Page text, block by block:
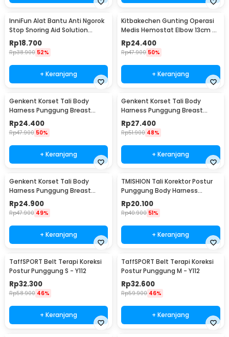
InniFun Alat Bantu Anti Ngorok
Stop Snoring Aid Solution
Tongue Guard - G7G40
Rp18.700
Rp38.900 52%
+ Keranjang
Kitbakechen Gunting Operasi
Medis Hemostat Elbow 13cm -
J4-682
Rp24.400
Rp47.900 50%
+ Keranjang
Genkent Korset Tali Body
Harness Punggung Breast
Support S - BBJ-16
Rp24.400
Rp47.900 50%
+ Keranjang
Genkent Korset Tali Body
Harness Punggung Breast
Support M - BBJ-16
Rp27.400
Rp51.900 48%
+ Keranjang
Genkent Korset Tali Body
Harness Punggung Breast
Support L - BBJ-16
Rp24.900
Rp47.900 49%
+ Keranjang
TMISHION Tali Korektor Postur
Punggung Body Harness
Posture Corrector - BBJ-16
Rp20.100
Rp40.900 51%
+ Keranjang
TaffSPORT Belt Terapi Koreksi
Postur Punggung S - Y112
Rp32.300
Rp58.900 46%
+ Keranjang
TaffSPORT Belt Terapi Koreksi
Postur Punggung M - Y112
Rp32.600
Rp59.900 46%
+ Keranjang